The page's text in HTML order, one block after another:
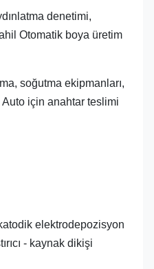
denetimi,
Otomatik boya üretim
soğutma ekipmanları,
için anahtar teslimi
elektrodepozisyon
- kaynak dikişi